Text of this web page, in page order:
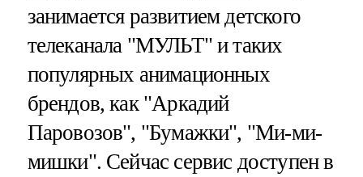
занимается развитием детского
телеканала "МУЛЬТ" и таких
популярных анимационных
брендов, как "Аркадий
Паровозов", "Бумажки", "Ми-ми-
мишки". Сейчас сервис доступен в